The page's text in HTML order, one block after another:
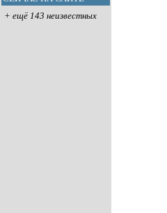
+ ещё 143 неизвестных